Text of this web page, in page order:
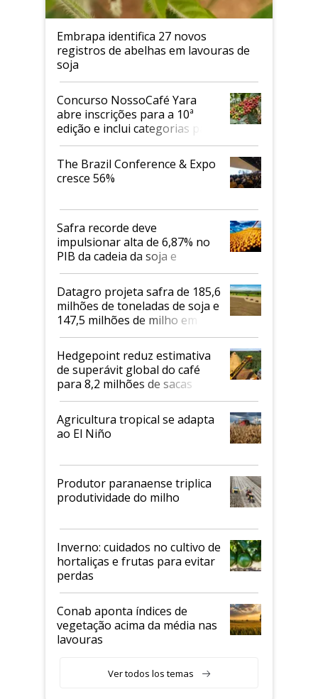
Embrapa identifica 27 novos
registros de abelhas em lavouras de
soja
Concurso NossoCafé Yara
abre inscrições para a 10ª
edição e inclui categorias para
cafés Canephora
The Brazil Conference & Expo
cresce 56%
Safra recorde deve
impulsionar alta de 6,87% no
PIB da cadeia da soja e
biodiesel em 2026
Datagro projeta safra de 185,6
milhões de toneladas de soja e
147,5 milhões de milho em
2026/27
Hedgepoint reduz estimativa
de superávit global do café
para 8,2 milhões de sacas
Agricultura tropical se adapta
ao El Niño
Produtor paranaense triplica
produtividade do milho
Inverno: cuidados no cultivo de
hortaliças e frutas para evitar
perdas
Conab aponta índices de
vegetação acima da média nas
lavouras
Ver todos los temas